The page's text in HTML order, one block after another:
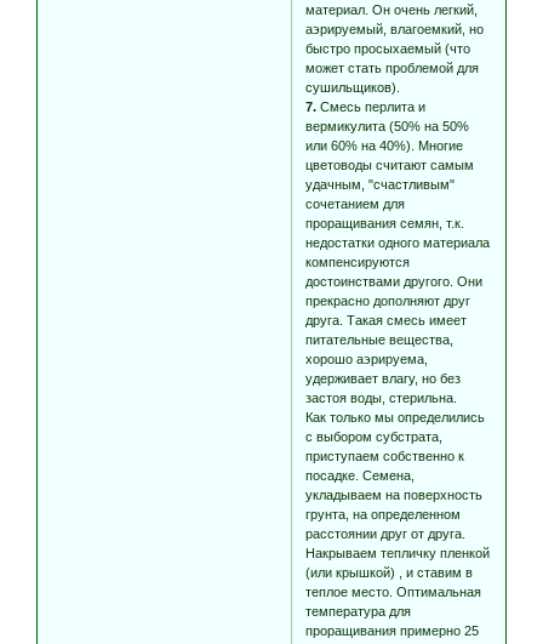
материал. Он очень легкий,
аэрируемый, влагоемкий, но
быстро просыхаемый (что
может стать проблемой для
сушильщиков).
7. Смесь перлита и
вермикулита (50% на 50%
или 60% на 40%). Многие
цветоводы считают самым
удачным, "счастливым"
сочетанием для
проращивания семян, т.к.
недостатки одного материала
компенсируются
достоинствами другого. Они
прекрасно дополняют друг
друга. Такая смесь имеет
питательные вещества,
хорошо аэрируема,
удерживает влагу, но без
застоя воды, стерильна.
Как только мы определились
с выбором субстрата,
приступаем собственно к
посадке. Семена,
укладываем на поверхность
грунта, на определенном
расстоянии друг от друга.
Накрываем тепличку пленкой
(или крышкой) , и ставим в
теплое место. Оптимальная
температура для
проращивания примерно 25